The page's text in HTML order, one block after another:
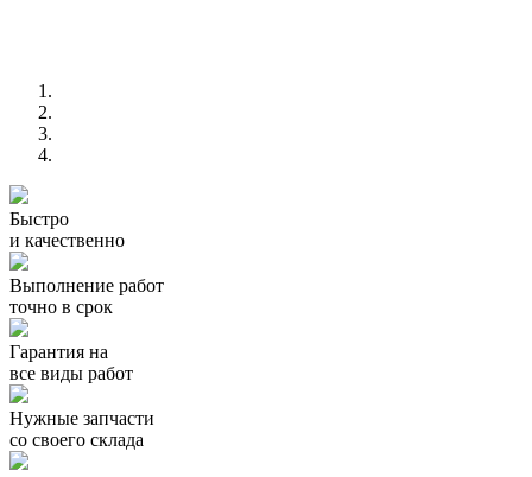
Быстро
и качественно
Выполнение работ
точно в срок
Гарантия на
все виды работ
Нужные запчасти
со своего склада